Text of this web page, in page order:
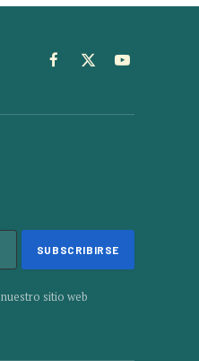
Facebook
X
YouTube
nuestro sitio web